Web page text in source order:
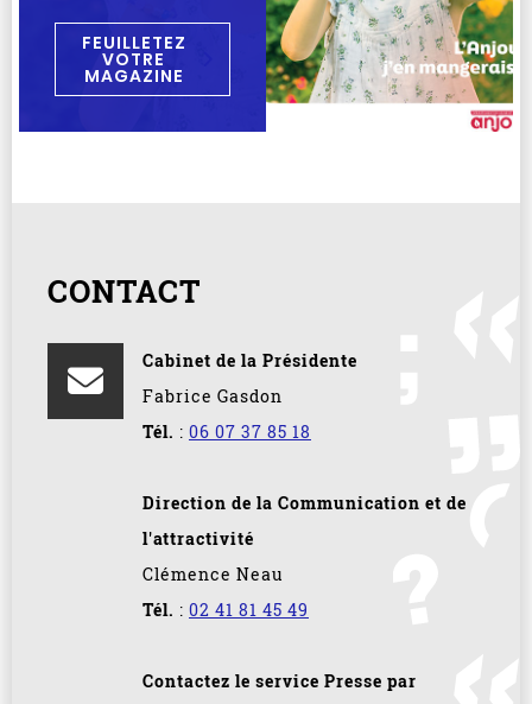
FEUILLETEZ
VOTRE
MAGAZINE
CONTACT
Cabinet de la Présidente
Fabrice Gasdon
Tél. : 06 07 37 85 18
Direction de la Communication et de
l'attractivité
Clémence Neau
Tél. : 02 41 81 45 49
Contactez le service Presse par